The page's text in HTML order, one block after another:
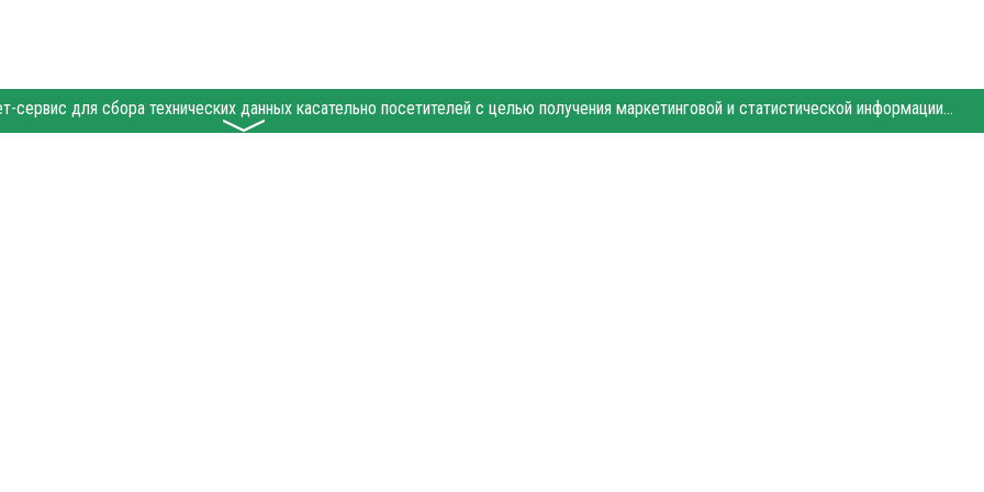
Этот сайт использует «cookies». Также сайт использует интернет-сервис для сбора технических данных касательно посетителей с целью получения маркетинговой и статистической информации. Условия обработки данных посетителей сайта см.
〉